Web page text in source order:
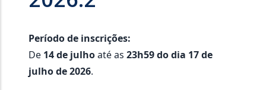
Período de inscrições:
De 14 de julhoaté as23h59 do dia 17 de
julho de 2026.